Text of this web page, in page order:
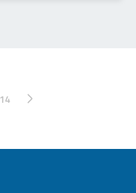
14
Pagina successiva